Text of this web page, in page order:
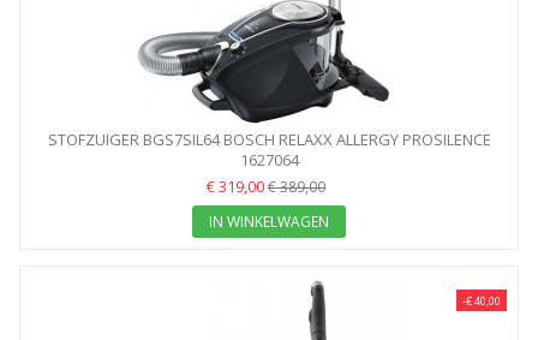
STOFZUIGER BGS7SIL64 BOSCH RELAXX ALLERGY PROSILENCE
64DB
1627064
€ 319,00€ 389,00
IN WINKELWAGEN
-€ 40,00